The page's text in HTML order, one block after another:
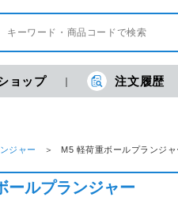
ョップ 注文履歴
ジャー M5 軽荷重ボールプランジ
ールプランジャー